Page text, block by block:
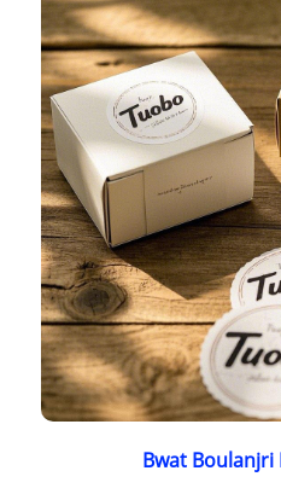
Bwat Boulanjri